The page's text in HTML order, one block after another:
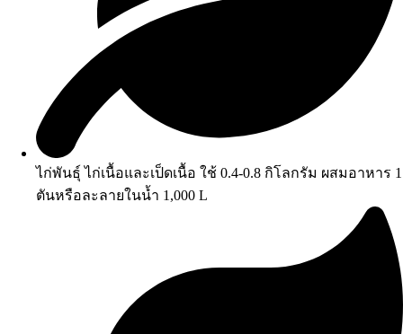
ไก่พันธุ์ ไก่เนื้อและเป็ดเนื้อ ใช้ 0.4-0.8 กิโลกรัม ผสมอาหาร 1
ตันหรือละลายในน้ำ 1,000 L